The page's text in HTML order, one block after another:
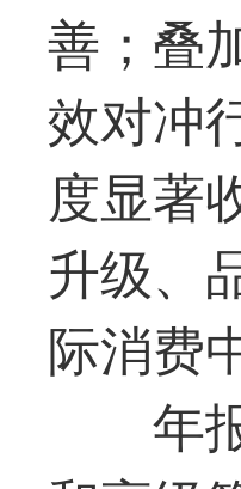
善；叠
效对冲
度显著
升级、
际消费
年